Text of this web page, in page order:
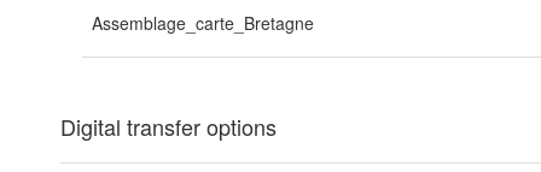
Assemblage_carte_Bretagne
Digital transfer options